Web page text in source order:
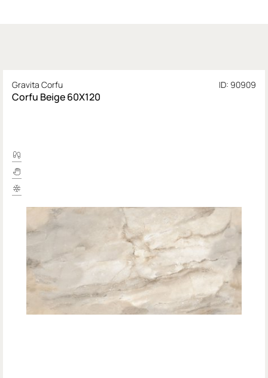
Gravita Corfu ID: 90909
Corfu Beige 60X120